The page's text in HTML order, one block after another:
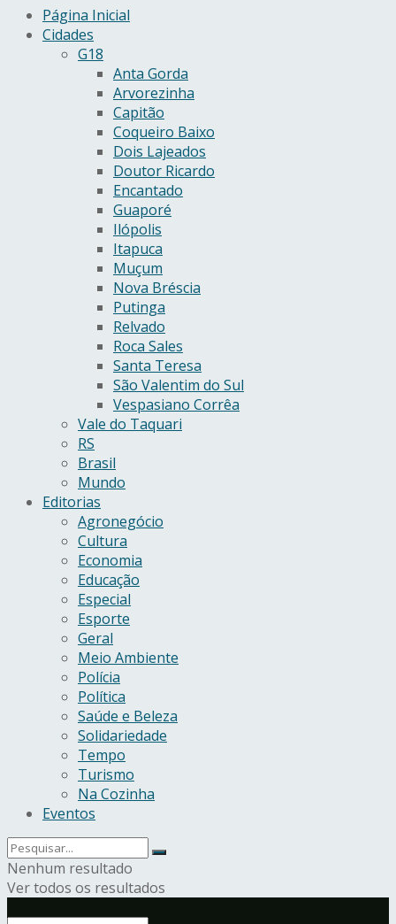
Página Inicial
Cidades
G18
Anta Gorda
Arvorezinha
Capitão
Coqueiro Baixo
Dois Lajeados
Doutor Ricardo
Encantado
Guaporé
Ilópolis
Itapuca
Muçum
Nova Bréscia
Putinga
Relvado
Roca Sales
Santa Teresa
São Valentim do Sul
Vespasiano Corrêa
Vale do Taquari
RS
Brasil
Mundo
Editorias
Agronegócio
Cultura
Economia
Educação
Especial
Esporte
Geral
Meio Ambiente
Polícia
Política
Saúde e Beleza
Solidariedade
Tempo
Turismo
Na Cozinha
Eventos
Nenhum resultado
Ver todos os resultados